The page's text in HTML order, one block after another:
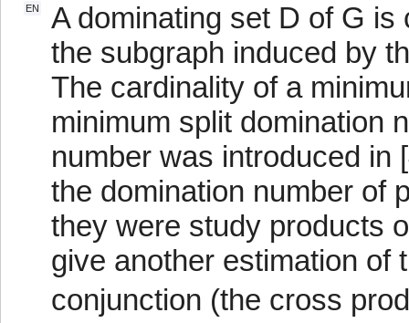
EN
A dominating set D of G
the subgraph induced by
The cardinality of a
minimum split domination
number was introduced in
the domination number of
they were study products
give another estimation of
conjunction (the cross